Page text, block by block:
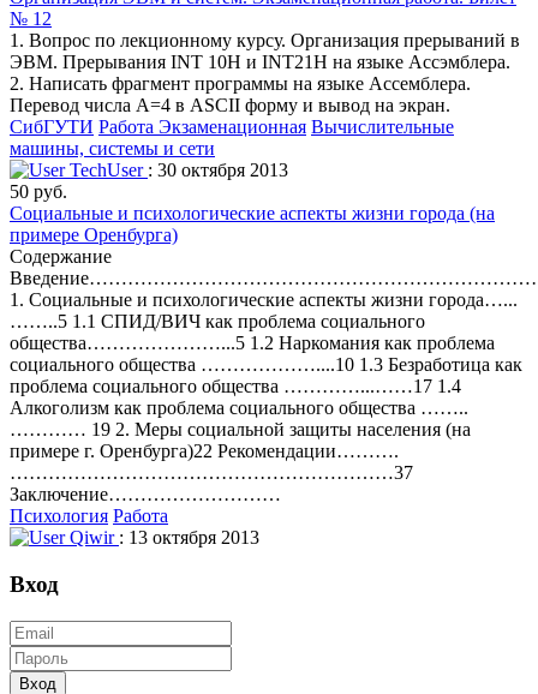
№ 12
1. Вопрос по лекционному курсу. Организация прерываний в
ЭВМ. Прерывания INT 10H и INT21H на языке Ассэмблера.
2. Написать фрагмент программы на языке Ассемблера.
Перевод числа A=4 в ASCII форму и вывод на экран.
СибГУТИ Работа Экзаменационная Вычислительные
машины, системы и сети
TechUser : 30 октября 2013
50 руб.
Социальные и психологические аспекты жизни города (на
примере Оренбурга)
Содержание
1. Социальные и психологические аспекты жизни города…...
……..5 1.1 СПИД/ВИЧ как проблема социального
общества…………………...5 1.2 Наркомания как проблема
социального общества ………………....10 1.3 Безработица как
проблема социального общества …………...……17 1.4
Алкоголизм как проблема социального общества ……..
………… 19 2. Меры социальной защиты населения (на
примере г. Оренбурга)22 Рекомендации……….
……………………………………………………37
Заключение………………………
Психология Работа
Qiwir : 13 октября 2013
Вход
Вход